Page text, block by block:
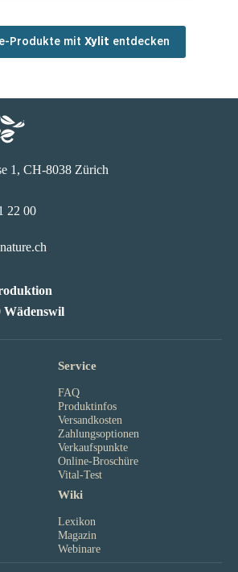
Produkte mit Xylit entdecken
1, CH-8038 Zürich
22 00
Wädenswil
Service
FAQ
Produktinfos
Versandkosten
Zahlungsoptionen
Verkaufspunkte
Online-Broschüre
Vital-Test
Wiki
Lexikon
Magazin
Webinare